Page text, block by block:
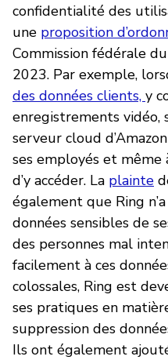
confidentialité des
une proposition
Commission fédérale
2023. Par exemple,
des données clients, y
enregistrements vidéo,
serveur cloud
ses employés et
d’y accéder. La plainte
également que Ring
données sensibles de
des personnes mal
facilement à ces
colossales, Ring est
ses pratiques en
suppression des
Ils ont également